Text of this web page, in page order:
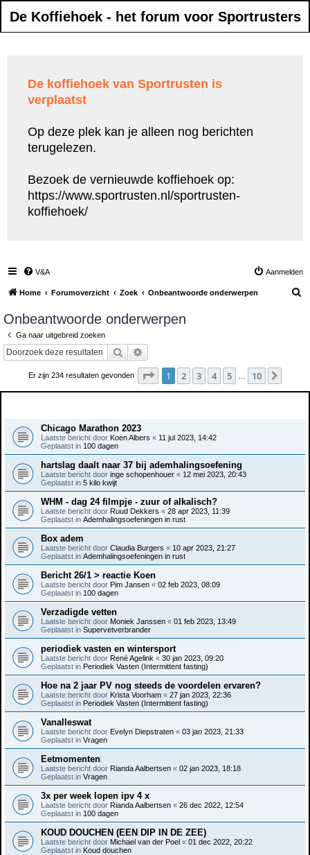
De Koffiehoek - het forum voor Sportrusters
De koffiehoek van Sportrusten is
verplaatst
Op deze plek kan je alleen nog berichten
terugelezen.
Bezoek de vernieuwde koffiehoek op:
https://www.sportrusten.nl/sportrusten-
koffiehoek/
V&A Aanmelden
Home Forumoverzicht Zoek Onbeantwoorde onderwerpen
Onbeantwoorde onderwerpen
Ga naar uitgebreid zoeken
Zoek
Er zijn 234 resultaten gevonden Pagina van 10
1 2 3 4 5 10
Chicago Marathon 2023
Laatste bericht door Koen Albers « 11 jul 2023, 14:42
Geplaatst in 100 dagen
hartslag daalt naar 37 bij ademhalingsoefening
Laatste bericht door inge schopenhouer « 12 mei 2023, 20:43
Geplaatst in 5 kilo kwijt
WHM - dag 24 filmpje - zuur of alkalisch?
Laatste bericht door Ruud Dekkers « 28 apr 2023, 11:39
Geplaatst in Ademhalingsoefeningen in rust
Box adem
Laatste bericht door Claudia Burgers « 10 apr 2023, 21:27
Geplaatst in Ademhalingsoefeningen in rust
Bericht 26/1 > reactie Koen
Laatste bericht door Pim Jansen « 02 feb 2023, 08:09
Geplaatst in 100 dagen
Verzadigde vetten
Laatste bericht door Moniek Janssen « 01 feb 2023, 13:49
Geplaatst in Supervetverbrander
periodiek vasten en wintersport
Laatste bericht door René Agelink « 30 jan 2023, 09:20
Geplaatst in Periodiek Vasten (Intermittent fasting)
Hoe na 2 jaar PV nog steeds de voordelen ervaren?
Laatste bericht door Krista Voorham « 27 jan 2023, 22:36
Geplaatst in Periodiek Vasten (Intermittent fasting)
Vanalleswat
Laatste bericht door Evelyn Diepstraten « 03 jan 2023, 21:33
Geplaatst in Vragen
Eetmomenten
Laatste bericht door Rianda Aalbertsen « 02 jan 2023, 18:18
Geplaatst in Vragen
3x per week lopen ipv 4 x
Laatste bericht door Rianda Aalbertsen « 26 dec 2022, 12:54
Geplaatst in 100 dagen
KOUD DOUCHEN (EEN DIP IN DE ZEE)
Laatste bericht door Michael van der Poel « 01 dec 2022, 20:22
Geplaatst in Koud douchen